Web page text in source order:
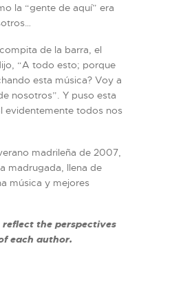
la “gente de aquí” era
de la barra, el
“A todo esto; porque
esta música? Voy a
nosotros”. Y puso esta
evidentemente todos nos
madrileña de 2007,
madrugada, llena de
música y mejores
reflect the perspectives
each author.